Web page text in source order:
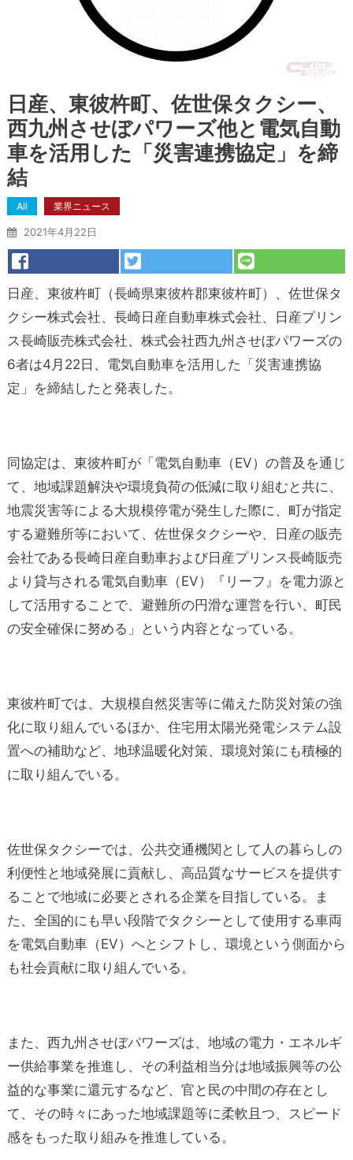
日産、東彼杵町、佐世保タクシー、
西九州させぼパワーズ他と電気自動
車を活用した「災害連携協定」を締
結
All 業界ニュース
2021年4月22日
日産、東彼杵町（長崎県東彼杵郡東彼杵町）、佐世保タ
クシー株式会社、長崎日産自動車株式会社、日産プリン
ス長崎販売株式会社、株式会社西九州させぼパワーズの
6者は4月22日、電気自動車を活用した「災害連携協
定」を締結したと発表した。
同協定は、東彼杵町が「電気自動車（EV）の普及を通じ
て、地域課題解決や環境負荷の低減に取り組むと共に、
地震災害等による大規模停電が発生した際に、町が指定
する避難所等において、佐世保タクシーや、日産の販売
会社である長崎日産自動車および日産プリンス長崎販売
より貸与される電気自動車（EV）『リーフ』を電力源と
して活用することで、避難所の円滑な運営を行い、町民
の安全確保に努める」という内容となっている。
東彼杵町では、大規模自然災害等に備えた防災対策の強
化に取り組んでいるほか、住宅用太陽光発電システム設
置への補助など、地球温暖化対策、環境対策にも積極的
に取り組んでいる。
佐世保タクシーでは、公共交通機関として人の暮らしの
利便性と地域発展に貢献し、高品質なサービスを提供す
ることで地域に必要とされる企業を目指している。ま
た、全国的にも早い段階でタクシーとして使用する車両
を電気自動車（EV）へとシフトし、環境という側面から
も社会貢献に取り組んでいる。
また、西九州させぼパワーズは、地域の電力・エネルギ
ー供給事業を推進し、その利益相当分は地域振興等の公
益的な事業に還元するなど、官と民の中間の存在とし
て、その時々にあった地域課題等に柔軟且つ、スピード
感をもった取り組みを推進している。